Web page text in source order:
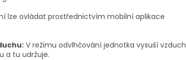
lze ovládat prostřednictvím mobilní aplikace
V režimu odvlhčování jednotka vysuší vzduch
a tu udržuje.